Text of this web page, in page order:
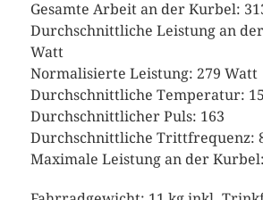
Gesamte Arbeit an der Kurbel:
Durchschnittliche Leistung an
Watt
Normalisierte Leistung: 279 Watt
Durchschnittliche Temperatur:
Durchschnittlicher Puls: 163
Durchschnittliche Trittfrequenz:
Maximale Leistung an der